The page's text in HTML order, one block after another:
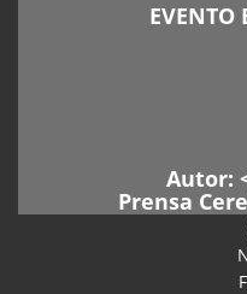
EVENTO
Autor:
Prensa